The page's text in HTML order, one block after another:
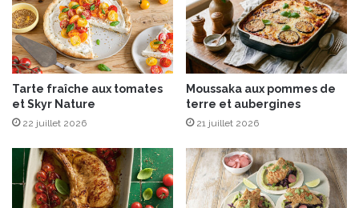
n
s
d
e
L
a
M
a
l
a
b
a
n
a
n
e
Tarte fraîche aux tomates
et Skyr Nature
22 juillet 2026
Moussaka aux pommes de
terre et aubergines
21 juillet 2026